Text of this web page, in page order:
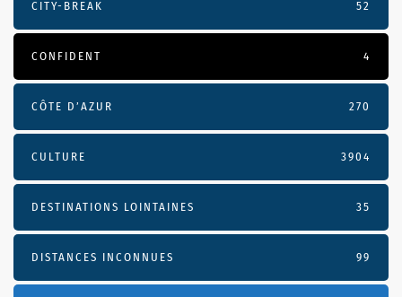
CITY-BREAK 52
CONFIDENT 4
CÔTE D’AZUR 270
CULTURE 3904
DESTINATIONS LOINTAINES 35
DISTANCES INCONNUES 99